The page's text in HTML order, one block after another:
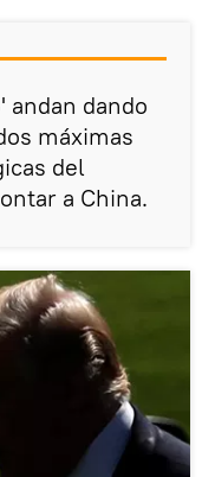
andan dando
máximas
del
a China.